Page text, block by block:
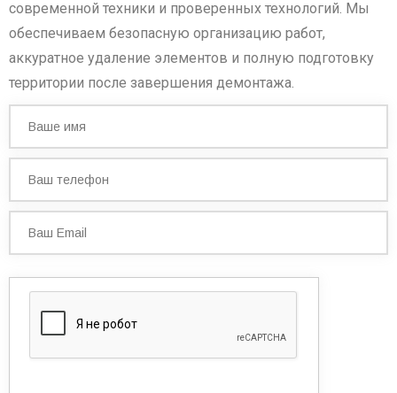
современной техники и проверенных технологий. Мы
обеспечиваем безопасную организацию работ,
аккуратное удаление элементов и полную подготовку
территории после завершения демонтажа.